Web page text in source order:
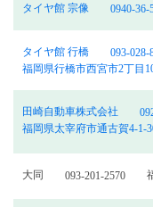
タイヤ館 宗像 0940-36-
タイヤ館 行橋
093-028-
福岡県行橋市西宮市2丁目
田崎自動車株式会社
福岡県太宰府市通古賀4-1-
大同 093-201-2570